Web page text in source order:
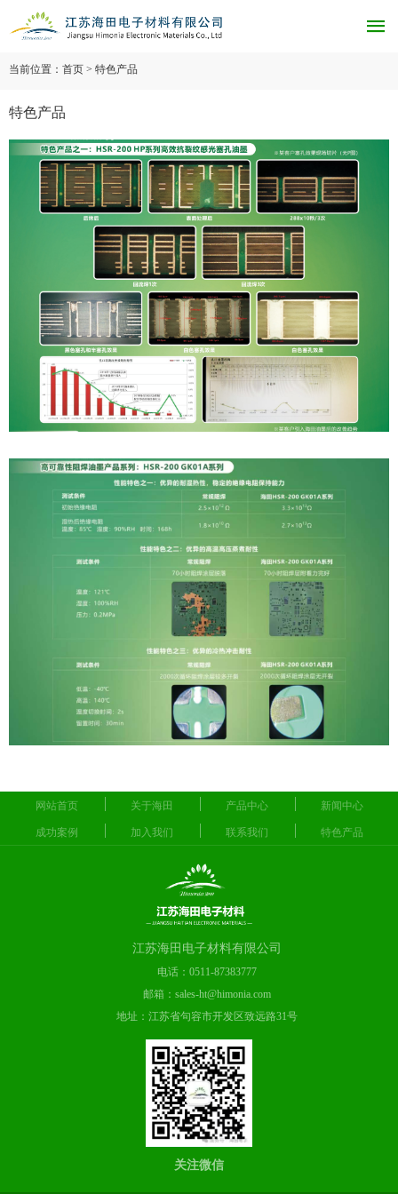

当前位置：首页 > 特色产品
特色产品
网站首页 关于海田 产品中心 新闻中心
成功案例 加入我们 联系我们 特色产品
江苏海田电子材料有限公司
电话：0511-87383777
邮箱：sales-ht@himonia.com
地址：江苏省句容市开发区致远路31号
关注微信